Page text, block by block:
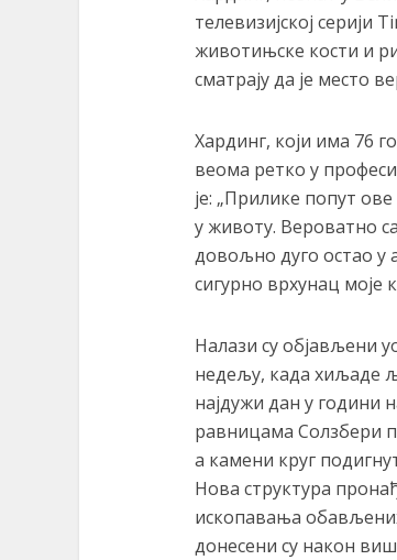
телевизијској серији
животињске кости и
сматрају да је место
Хардинг, који има 76
веома ретко у
је: „Прилике попут
у животу. Вероватно
довољно дуго остао у
сигурно врхунац моје
Налази су објављени
недељу, када хиљаде
најдужи дан у години
равницама Солзбери
а камени круг
Нова структура
ископавања
донесени су након